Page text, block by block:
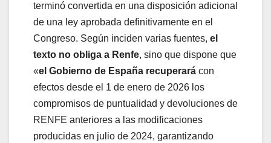
terminó convertida en una disposición adicional
de una ley aprobada definitivamente en el
Congreso. Según inciden varias fuentes, el
texto no obliga a Renfe, sino que dispone que
«el Gobierno de España recuperará con
efectos desde el 1 de enero de 2026 los
compromisos de puntualidad y devoluciones de
RENFE anteriores a las modificaciones
producidas en julio de 2024, garantizando